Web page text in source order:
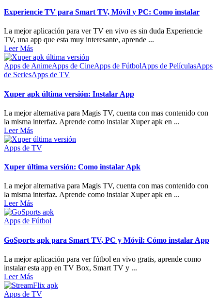
Experiencie TV para Smart TV, Móvil y PC: Como instalar
La mejor aplicación para ver TV en vivo es sin duda Experiencie
TV, una app que esta muy interesante, aprende ...
Leer Más
Apps de AnimeApps de CineApps de FútbolApps de PelículasApps
de SeriesApps de TV
Xuper apk última versión: Instalar App
La mejor alternativa para Magis TV, cuenta con mas contenido con
la misma interfaz. Aprende como instalar Xuper apk en ...
Leer Más
Apps de TV
Xuper última versión: Como instalar Apk
La mejor alternativa para Magis TV, cuenta con mas contenido con
la misma interfaz. Aprende como instalar Xuper apk en ...
Leer Más
Apps de Fútbol
GoSports apk para Smart TV, PC y Móvil: Cómo instalar App
La mejor aplicación para ver fútbol en vivo gratis, aprende como
instalar esta app en TV Box, Smart TV y ...
Leer Más
Apps de TV